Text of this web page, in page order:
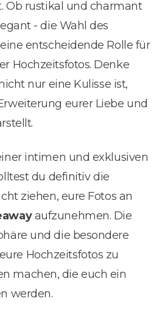
Ob rustikal und charmant
- die Wahl des
entscheidende Rolle für
Hochzeitsfotos. Denke
nur eine Kulisse ist,
eurer Liebe und
intimen und exklusiven
du definitiv die
ziehen, eure Fotos an
aufzunehmen. Die
und die besondere
Hochzeitsfotos zu
machen, die euch ein
werden.